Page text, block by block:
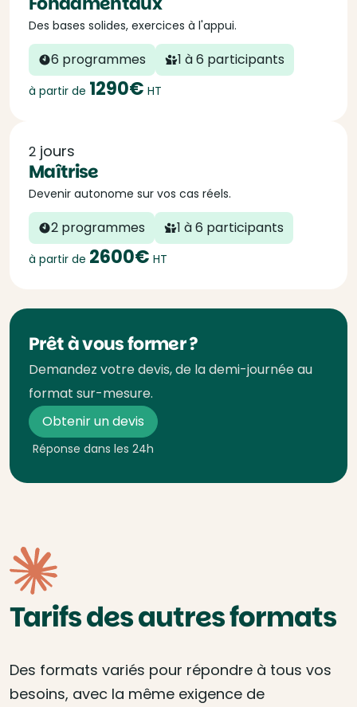
Des bases solides, exercices à l'appui.
6 programmes 1 à 6 participants
à partir de 1290€ HT
2 jours
Maîtrise
Devenir autonome sur vos cas réels.
2 programmes 1 à 6 participants
à partir de 2600€ HT
Prêt à vous former ?
Demandez votre devis, de la demi-journée au
format sur-mesure.
Obtenir un devis
Réponse dans les 24h
Tarifs des autres formats
Des formats variés pour répondre à tous vos
besoins, avec la même exigence de